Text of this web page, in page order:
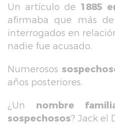
Un artículo de 1885
afirmaba que más
interrogados en
nadie fue acusado.
Numerosos
años posteriores.
¿Un nombre
sospechosos? Jack el